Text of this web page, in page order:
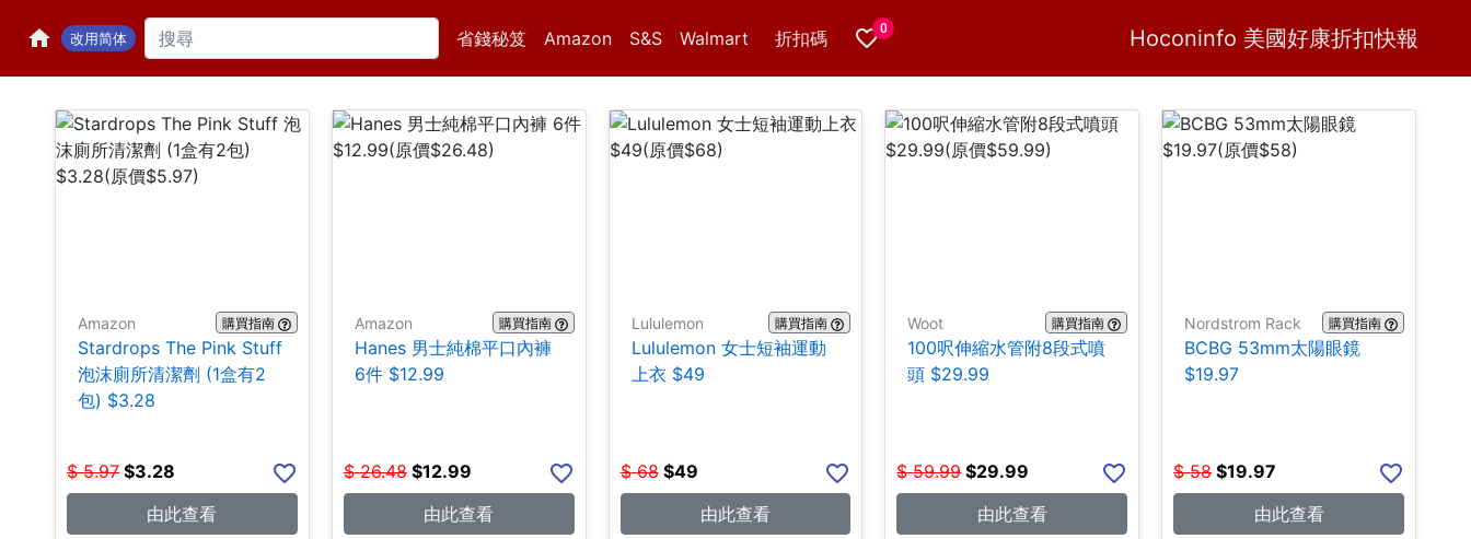
改用简体 省錢秘笈 Amazon S&S Walmart 折扣碼 0 Hoconinfo 美國好康折扣快報
H Home
Amazon 購買指南
Stardrops The Pink Stuff
泡沫廁所清潔劑 (1盒有2
包) $3.28
$ 5.97 $3.28
由此查看
Amazon 購買指南
Hanes 男士純棉平口內褲
6件 $12.99
$ 26.48 $12.99
由此查看
Lululemon 購買指南
Lululemon 女士短袖運動
上衣 $49
$ 68 $49
由此查看
Woot 購買指南
100呎伸縮水管附8段式噴
頭 $29.99
$ 59.99 $29.99
由此查看
Nordstrom Rack 購買指南
BCBG 53mm太陽眼鏡
$19.97
$ 58 $19.97
由此查看